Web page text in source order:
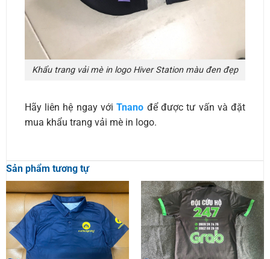
Khẩu trang vải mè in logo Hiver Station màu đen đẹp
Hãy liên hệ ngay vớiTnano để được tư vấn và đặt
mua khẩu trang vải mè in logo.
Sản phẩm tương tự